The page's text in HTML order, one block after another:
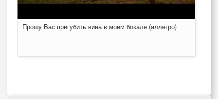
Прошу Вас пригубить вина в моем бокале (аллегро)